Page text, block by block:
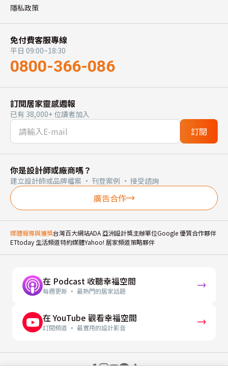
隱私政策
免付費客服專線
平日 09:00~18:30
0800-366-086
訂閱居家靈感週報
已有 38,000+ 位讀者加入
訂閱
你是設計師或廠商嗎？
建立設計師或品牌檔案 · 刊登案例 · 接受諮詢
廣告合作
媒體報導與獲獎台灣百大網站ADA 亞洲設計獎主辦單位Google 優質合作夥伴
ETtoday 生活頻道特約媒體Yahoo! 居家頻道策略夥伴
在 Podcast 收聽幸福空間
每週更新 · 最熱門的居家話題
在 YouTube 觀看幸福空間
訂閱頻道 · 最實用的設計影音